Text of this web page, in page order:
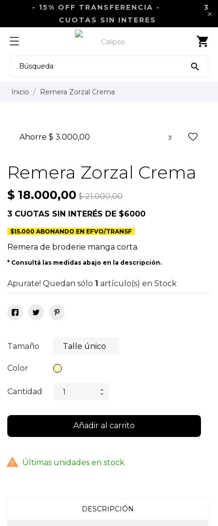
- 15% OFF TRANSFERENCIA - 3
CUOTAS SIN INTERES

shopping_cart

Inicio Remera Zorzal Crema
Ahorre $ 3.000,00 3
Remera Zorzal Crema
$ 18.000,00 $ 21.000,00
3 CUOTAS SIN INTERÉS DE $6000
$15.000 ABONANDO EN EFVO/TRANSF
Remera de broderie manga corta.
* Consultá las medidas abajo en la descripción.
Apurate! Quedan sólo 1 artículo(s) en Stock
Tamaño
Color Crema
Cantidad
Añadir al carrito
 Últimas unidades en stock
DESCRIPCIÓN